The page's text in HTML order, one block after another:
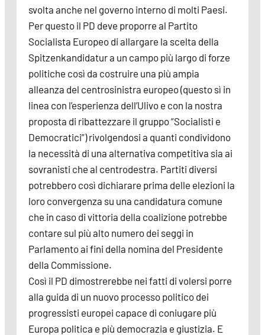
svolta anche nel governo interno di molti Paesi.
Per questo il PD deve proporre al Partito
Socialista Europeo di allargare la scelta della
Spitzenkandidatur a un campo più largo di forze
politiche così da costruire una più ampia
alleanza del centrosinistra europeo (questo sì in
linea con l’esperienza dell’Ulivo e con la nostra
proposta di ribattezzare il gruppo “Socialisti e
Democratici”) rivolgendosi a quanti condividono
la necessità di una alternativa competitiva sia ai
sovranisti che al centrodestra. Partiti diversi
potrebbero così dichiarare prima delle elezioni la
loro convergenza su una candidatura comune
che in caso di vittoria della coalizione potrebbe
contare sul più alto numero dei seggi in
Parlamento ai fini della nomina del Presidente
della Commissione.
Così il PD dimostrerebbe nei fatti di volersi porre
alla guida di un nuovo processo politico dei
progressisti europei capace di coniugare più
Europa politica e più democrazia e giustizia. E